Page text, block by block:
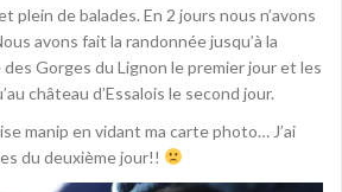
plein de balades. En 2 jours nous n’avons
avons fait la randonnée jusqu’à la
Gorges du Lignon le premier jour et les
château d’Essalois le second jour.
manip en vidant ma carte photo… J’ai
du deuxième jour!!